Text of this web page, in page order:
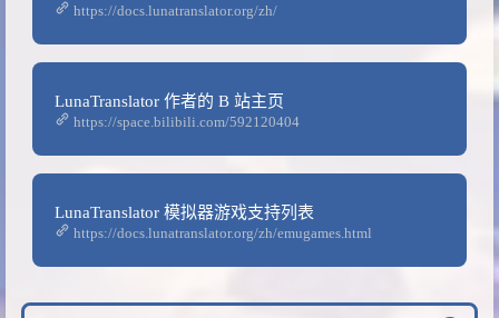
https://docs.lunatranslator.org/zh/
LunaTranslator 作者的 B 站主页
https://space.bilibili.com/592120404
LunaTranslator 模拟器游戏支持列表
https://docs.lunatranslator.org/zh/emugames.html